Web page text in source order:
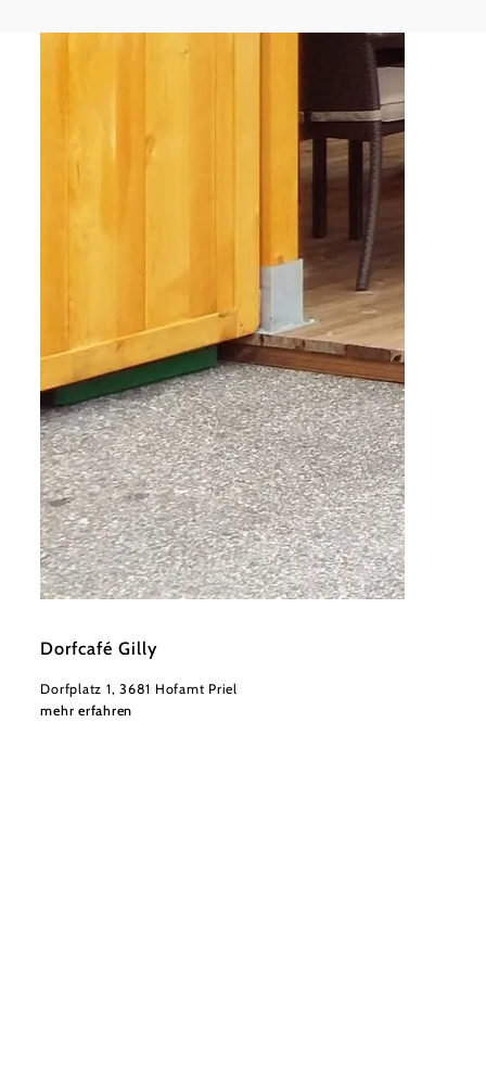
Dorfcafé Gilly
Dorfplatz 1, 3681 Hofamt Priel
mehr erfahren